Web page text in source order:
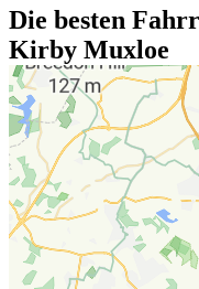
Die besten
Kirby Muxloe